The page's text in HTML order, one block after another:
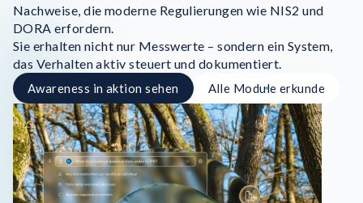
Nachweise, die moderne Regulierungen wie NIS2 und
DORA erfordern.
Sie erhalten nicht nur Messwerte – sondern ein System,
das Verhalten aktiv steuert und dokumentiert.
Awareness in aktion sehen Alle Module erkunde